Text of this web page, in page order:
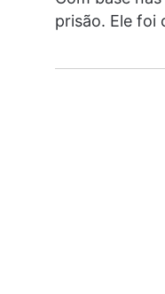
prisão. Ele foi